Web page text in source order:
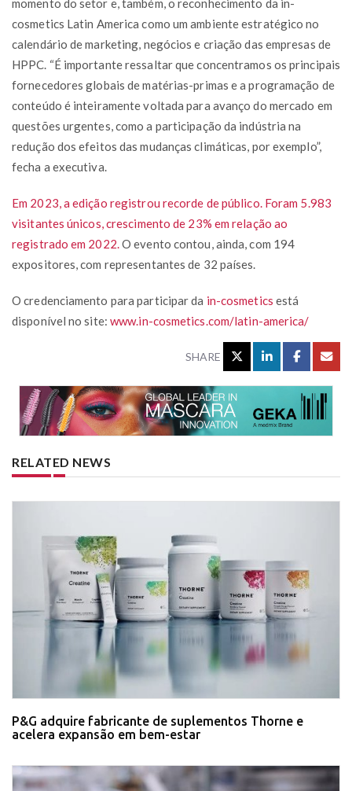
cosmetics Latin America como um ambiente estratégico no
calendário de marketing, negócios e criação das empresas de
HPPC. “É importante ressaltar que concentramos os principais
fornecedores globais de matérias-primas e a programação de
conteúdo é inteiramente voltada para avanço do mercado em
questões urgentes, como a participação da indústria na
redução dos efeitos das mudanças climáticas, por exemplo”,
fecha a executiva.
Em 2023, a edição registrou recorde de público. Foram 5.983
visitantes únicos, crescimento de 23% em relação ao
registrado em 2022. O evento contou, ainda, com 194
expositores, com representantes de 32 países.
O credenciamento para participar da in-cosmetics está
disponível no site: www.in-cosmetics.com/latin-america/
SHARE
RELATED NEWS
P&G adquire fabricante de suplementos Thorne e
acelera expansão em bem-estar